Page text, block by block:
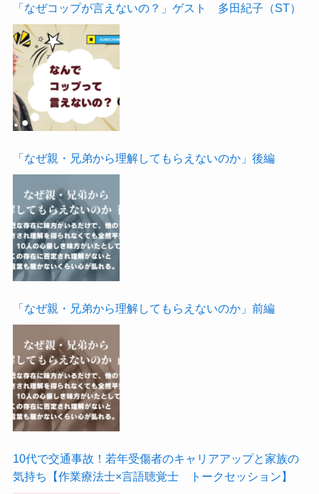
「なぜコップが言えないの？」ゲスト 多田紀子（ST）
「なぜ親・兄弟から理解してもらえないのか」後編
「なぜ親・兄弟から理解してもらえないのか」前編
10代で交通事故！若年受傷者のキャリアアップと家族の
気持ち【作業療法士×言語聴覚士 トークセッション】